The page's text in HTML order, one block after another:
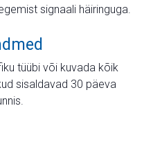
signaali häiringuga.
tüübi või kuvada kõik
sisaldavad 30 päeva